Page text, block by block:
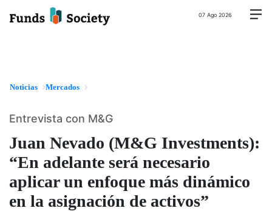
07 Ago 2026
Noticias Mercados
Juan Nevado (M&G Investments):
“En adelante será necesario
aplicar un enfoque más dinámico
en la asignación de activos”
Entrevista con M&G